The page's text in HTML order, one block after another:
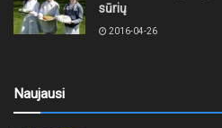
sūrių
2016-04-26
Naujausi